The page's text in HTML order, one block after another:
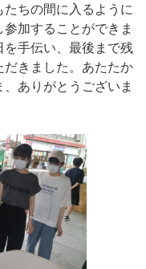
ちの間に入るように
加することができま
を手伝い、最後まで残
きました。あたたか
ありがとうございま